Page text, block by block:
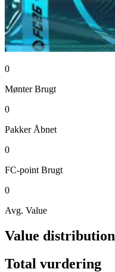
0
Mønter Brugt
0
Pakker Åbnet
0
FC-point Brugt
0
Avg. Value
Value distribution
Total vurdering